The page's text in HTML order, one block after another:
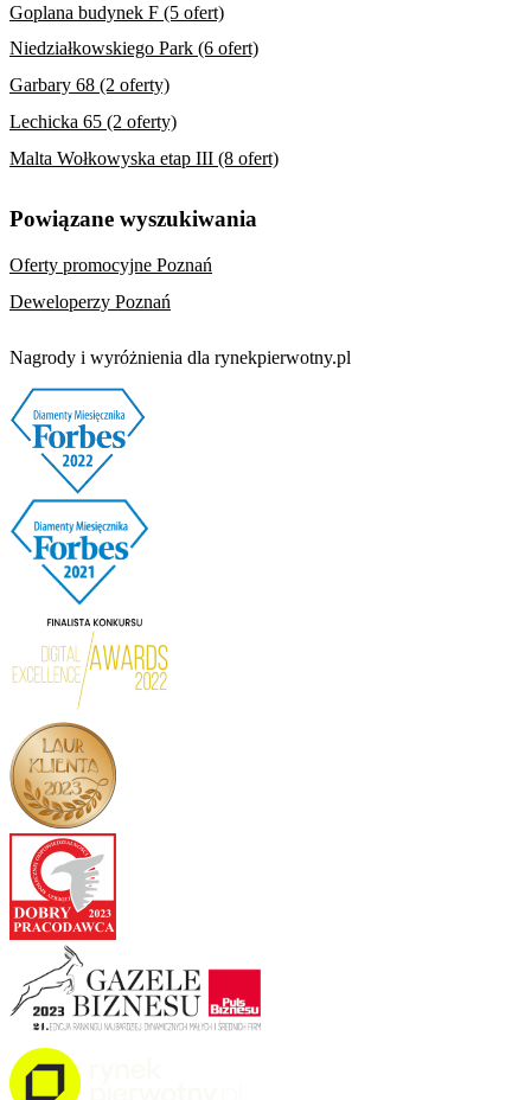
Goplana budynek F (5 ofert)
Niedziałkowskiego Park (6 ofert)
Garbary 68 (2 oferty)
Lechicka 65 (2 oferty)
Malta Wołkowyska etap III (8 ofert)
Powiązane wyszukiwania
Oferty promocyjne Poznań
Deweloperzy Poznań
Nagrody i wyróżnienia dla rynekpierwotny.pl